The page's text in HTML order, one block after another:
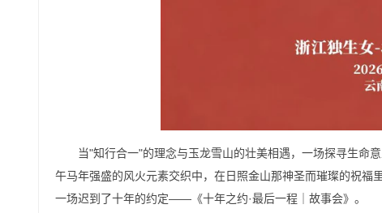
当"知行合一"的理念与玉龙雪山的壮美相遇，一场探寻生命
午马年强盛的风火元素交织中，在日照金山那神圣而璀璨的祝
一场迟到了十年的约定——《十年之约·最后一程｜故事会》。